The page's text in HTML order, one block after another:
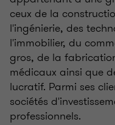
ceux de la
l'ingénierie, des
l'immobilier, du
gros, de la
médicaux ainsi que
lucratif. Parmi ses
sociétés
professionnels.